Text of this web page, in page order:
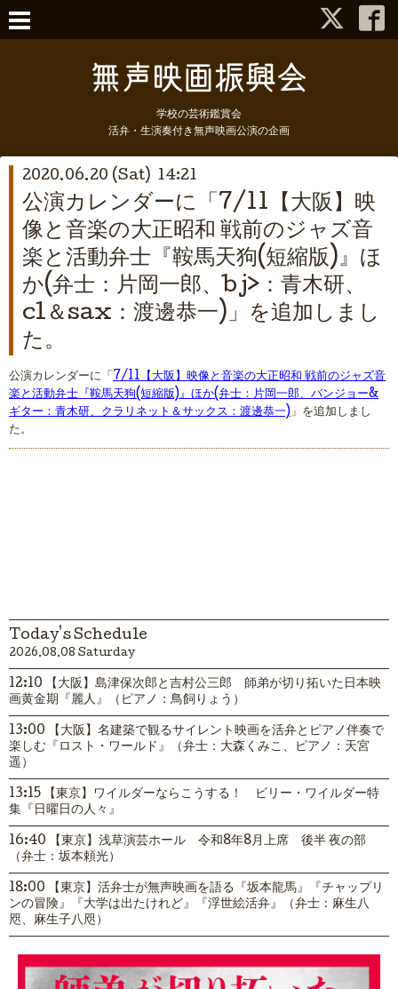
学校の芸術鑑賞会
活弁・生演奏付き無声映画公演の企画
2020.06.20 (Sat) 14:21
公演カレンダーに「7/11【大阪】映
像と音楽の大正昭和 戦前のジャズ音
楽と活動弁士『鞍馬天狗(短縮版)』ほ
か(弁士：片岡一郎、bj>：青木研、
cl＆sax：渡邊恭一)」を追加しまし
た。
公演カレンダーに「 7/11【大阪】映像と音楽の大正昭和 戦前のジャズ音
楽と活動弁士『鞍馬天狗(短縮版)』ほか(弁士：片岡一郎、バンジョー&
ギター：青木研、クラリネット＆サックス：渡邊恭一)」を追加しまし
た。
Today's Schedule
2026.08.08 Saturday
12:10 【大阪】島津保次郎と吉村公三郎 師弟が切り拓いた日本映
画黄金期『麗人』（ピアノ：鳥飼りょう）
13:00 【大阪】名建築で観るサイレント映画を活弁とピアノ伴奏で
楽しむ『ロスト・ワールド』（弁士：大森くみこ、ピアノ：天宮
遥）
13:15 【東京】ワイルダーならこうする！ ビリー・ワイルダー特
集『日曜日の人々』
16:40 【東京】浅草演芸ホール 令和8年8月上席 後半 夜の部
（弁士：坂本頼光）
18:00 【東京】活弁士が無声映画を語る『坂本龍馬』『チャップリ
ンの冒険』『大学は出たけれど』『浮世絵活弁』（弁士：麻生八
咫、麻生子八咫）